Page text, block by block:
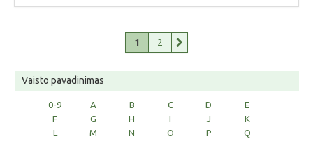
1 2
Vaisto pavadinimas
0-9 A B C D
E
F
G H I J
K
L
M N O P
Q